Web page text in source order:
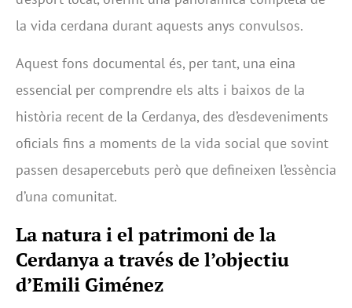
la vida cerdana durant aquests anys convulsos.
Aquest fons documental és, per tant, una eina
essencial per comprendre els alts i baixos de la
història recent de la Cerdanya, des d’esdeveniments
oficials fins a moments de la vida social que sovint
passen desapercebuts però que defineixen l’essència
d’una comunitat.
La natura i el patrimoni de la
Cerdanya a través de l’objectiu
d’Emili Giménez